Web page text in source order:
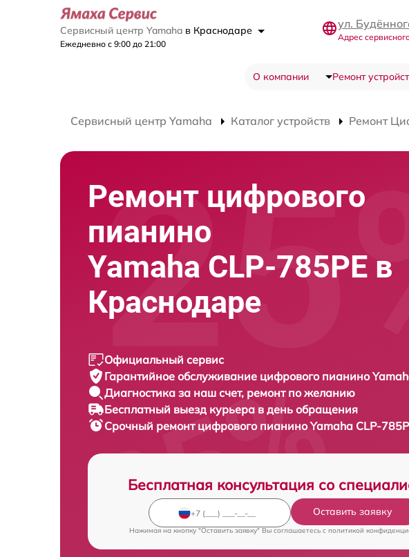
Сервисный центр Yamaha в Краснодаре
Ежедневно с 9:00 до 21:00
ул.
Адрес
О компании Ремонт
Сервисный центр Yamaha Каталог устройств Ремонт
Ремонт цифрового
пианино
Yamaha CLP-785PE в
Краснодаре
Официальный сервис
Гарантийное обслуживание цифрового пианино
Диагностика за наш счет, ремонт по желанию
Бесплатный выезд курьера в день обращения
Срочный ремонт цифрового пианино Yamaha CLP-
Бесплатная консультация со
Оставить заявку
Нажимая на кнопку "Оставить заявку" Вы соглашаетесь c политикой